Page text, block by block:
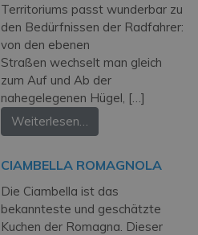
Territoriums passt wunderbar zu
den Bedürfnissen der Radfahrer:
von den ebenen
Straßen wechselt man gleich
zum Auf und Ab der
nahegelegenen Hügel, […]
Weiterlesen…
CIAMBELLA ROMAGNOLA
Die Ciambella ist das
bekannteste und geschätzte
Kuchen der Romagna. Dieser